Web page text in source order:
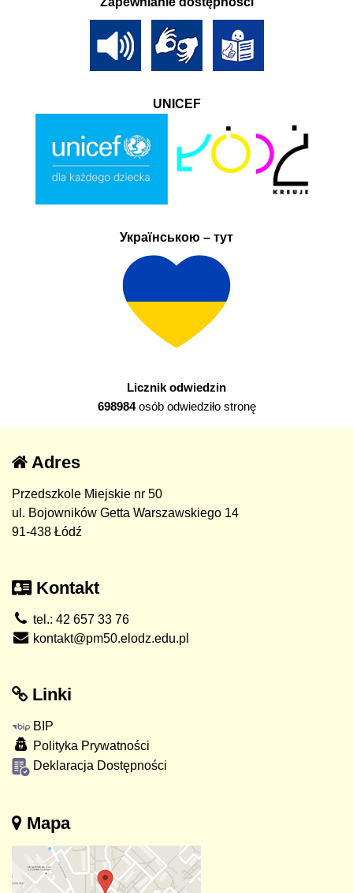
UNICEF
Українською – тут
Licznik odwiedzin
698984osób odwiedziło stronę
Adres
Przedszkole Miejskie nr 50
ul. Bojowników Getta Warszawskiego 14
91-438 Łódź
Kontakt
tel.: 42 657 33 76
kontakt@pm50.elodz.edu.pl
Linki
BIP
Polityka Prywatności
Deklaracja Dostępności
Mapa